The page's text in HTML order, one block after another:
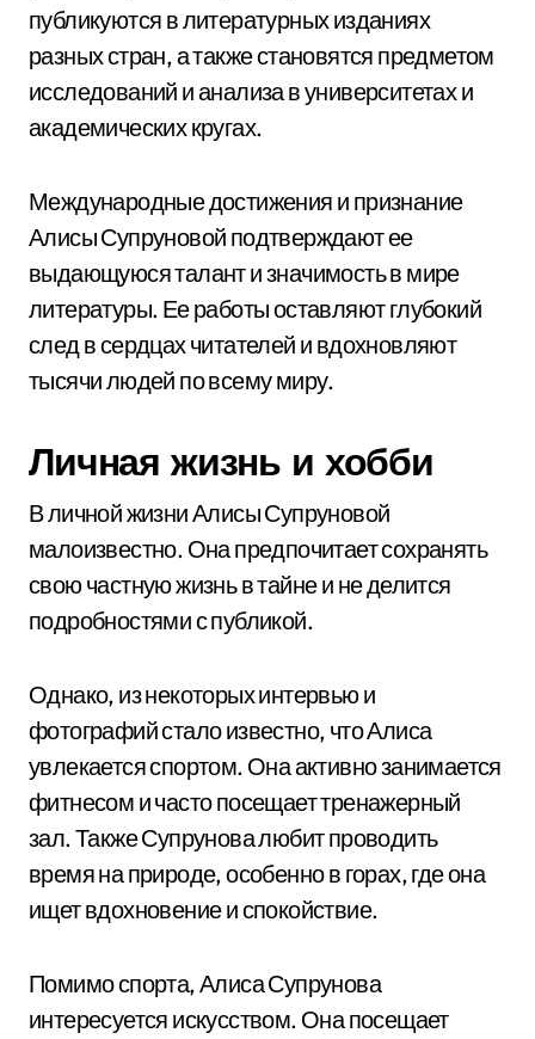
публикуются в литературных изданиях
разных стран, а также становятся предметом
исследований и анализа в университетах и
академических кругах.
Международные достижения и признание
Алисы Супруновой подтверждают ее
выдающуюся талант и значимость в мире
литературы. Ее работы оставляют глубокий
след в сердцах читателей и вдохновляют
тысячи людей по всему миру.
Личная жизнь и хобби
В личной жизни Алисы Супруновой
малоизвестно. Она предпочитает сохранять
свою частную жизнь в тайне и не делится
подробностями с публикой.
Однако, из некоторых интервью и
фотографий стало известно, что Алиса
увлекается спортом. Она активно занимается
фитнесом и часто посещает тренажерный
зал. Также Супрунова любит проводить
время на природе, особенно в горах, где она
ищет вдохновение и спокойствие.
Помимо спорта, Алиса Супрунова
интересуется искусством. Она посещает